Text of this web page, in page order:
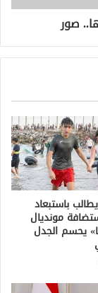
صور
باستبعاد
مونديال
يحسم الجدل